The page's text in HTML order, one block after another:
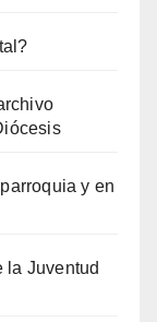
y en
la Juventud